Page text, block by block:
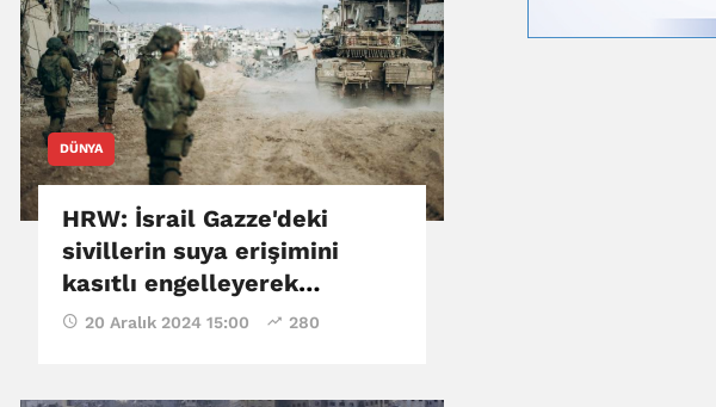
DÜNYA
HRW: İsrail Gazze'deki
sivillerin suya erişimini
kasıtlı engelleyerek
soykırım suçu işliyor
20 Aralık 2024 15:00 280